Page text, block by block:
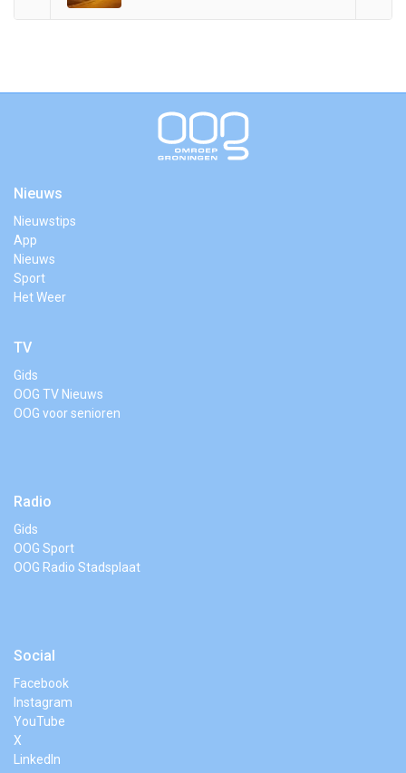
Nieuws
Nieuwstips
App
Nieuws
Sport
Het Weer
TV
Gids
OOG TV Nieuws
OOG voor senioren
Radio
Gids
OOG Sport
OOG Radio Stadsplaat
Social
Facebook
Instagram
YouTube
X
LinkedIn